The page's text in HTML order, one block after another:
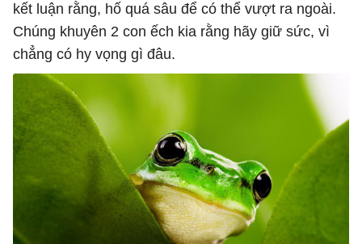
kết luận rằng, hố quá sâu để có thể vượt ra ngoài.
Chúng khuyên 2 con ếch kia rằng hãy giữ sức, vì
chẳng có hy vọng gì đâu.